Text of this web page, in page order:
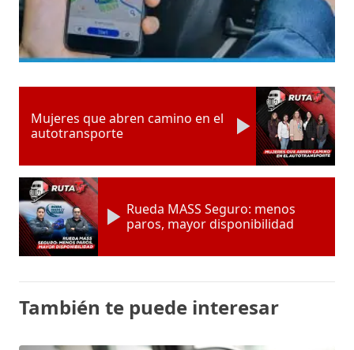
Mujeres que abren camino en el
autotransporte
Rueda MASS Seguro: menos
paros, mayor disponibilidad
También te puede interesar